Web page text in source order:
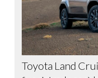
Toyota Land